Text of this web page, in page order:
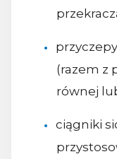
(razem z
równej
ciągniki